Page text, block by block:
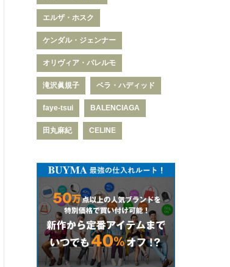
エルザ・ホスク
ケンダル・ジェンナー
オリヴィア・パレルモ
滝沢眞規子 ベラ・ハディッド
faye-tsui BALENCIAGA
田丸麻紀 CELINE